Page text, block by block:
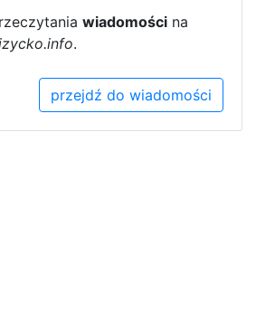
wiadomości na
.
przejdź do wiadomości